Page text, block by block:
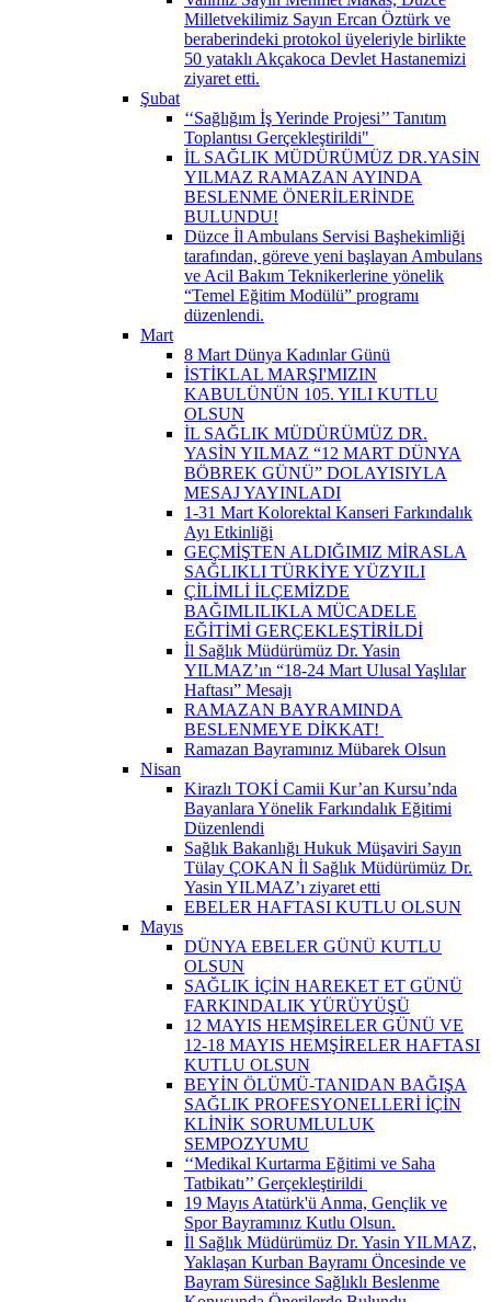
Milletvekilimiz Sayın Ercan Öztürk ve
beraberindeki protokol üyeleriyle birlikte
50 yataklı Akçakoca Devlet Hastanemizi
ziyaret etti.
Şubat
‘‘Sağlığım İş Yerinde Projesi’’ Tanıtım
Toplantısı Gerçekleştirildi" ​
İL SAĞLIK MÜDÜRÜMÜZ DR.YASİN
YILMAZ RAMAZAN AYINDA
BESLENME ÖNERİLERİNDE
BULUNDU!
Düzce İl Ambulans Servisi Başhekimliği
tarafından, göreve yeni başlayan Ambulans
ve Acil Bakım Teknikerlerine yönelik
“Temel Eğitim Modülü” programı
düzenlendi.
Mart
8 Mart Dünya Kadınlar Günü
İSTİKLAL MARŞI'MIZIN
KABULÜNÜN 105. YILI KUTLU
OLSUN
İL SAĞLIK MÜDÜRÜMÜZ DR.
YASİN YILMAZ “12 MART DÜNYA
BÖBREK GÜNÜ” DOLAYISIYLA
MESAJ YAYINLADI
1-31 Mart Kolorektal Kanseri Farkındalık
Ayı Etkinliği
GEÇMİŞTEN ALDIĞIMIZ MİRASLA
SAĞLIKLI TÜRKİYE YÜZYILI
ÇİLİMLİ İLÇEMİZDE
BAĞIMLILIKLA MÜCADELE
EĞİTİMİ GERÇEKLEŞTİRİLDİ
İl Sağlık Müdürümüz Dr. Yasin
YILMAZ’ın “18-24 Mart Ulusal Yaşlılar
Haftası” Mesajı
RAMAZAN BAYRAMINDA
BESLENMEYE DİKKAT! ​
Ramazan Bayramınız Mübarek Olsun
Nisan
Kirazlı TOKİ Camii Kur’an Kursu’nda
Bayanlara Yönelik Farkındalık Eğitimi
Düzenlendi
Sağlık Bakanlığı Hukuk Müşaviri Sayın
Tülay ÇOKAN İl Sağlık Müdürümüz Dr.
Yasin YILMAZ’ı ziyaret etti
EBELER HAFTASI KUTLU OLSUN
Mayıs
DÜNYA EBELER GÜNÜ KUTLU
OLSUN
SAĞLIK İÇİN HAREKET ET GÜNÜ
FARKINDALIK YÜRÜYÜŞÜ
12 MAYIS HEMŞİRELER GÜNÜ VE
12-18 MAYIS HEMŞİRELER HAFTASI
KUTLU OLSUN
BEYİN ÖLÜMÜ-TANIDAN BAĞIŞA
SAĞLIK PROFESYONELLERİ İÇİN
KLİNİK SORUMLULUK
SEMPOZYUMU
‘‘Medikal Kurtarma Eğitimi ve Saha
Tatbikatı’’ Gerçekleştirildi ​
19 Mayıs Atatürk'ü Anma, Gençlik ve
Spor Bayramınız Kutlu Olsun.
İl Sağlık Müdürümüz Dr. Yasin YILMAZ,
Yaklaşan Kurban Bayramı Öncesinde ve
Bayram Süresince Sağlıklı Beslenme